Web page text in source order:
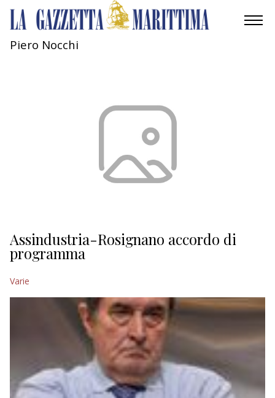
CULTURA
NAUTICA
EDITORIALI
Piero Nocchi
Assindustria-Rosignano accordo di
programma
Varie